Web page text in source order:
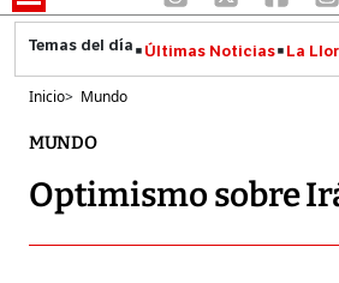
Últimas Noticias La
Inicio> Mundo
MUNDO
Optimismo sobre